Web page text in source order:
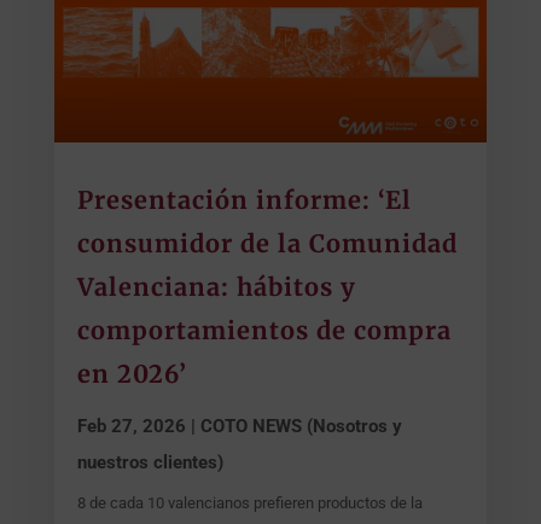
Presentación informe: ‘El
consumidor de la Comunidad
Valenciana: hábitos y
comportamientos de compra
en 2026’
Feb 27, 2026 | COTO NEWS (Nosotros y
nuestros clientes)
8 de cada 10 valencianos prefieren productos de la